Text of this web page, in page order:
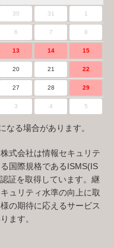
30 31 1
6 7 8
13 14 15
20 21 22
27 28 29
3 4 5
る場合があります。
式会社は情報セキュリテ
国際規格であるISMS(IS
証を取得しています。継
ュリティ水準の向上に取
の期待に応えるサービス
ます。